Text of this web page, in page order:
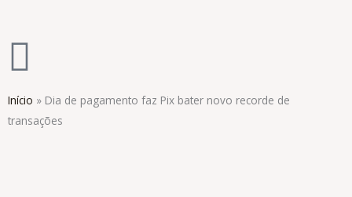
Início » Dia de pagamento faz Pix bater novo recorde de
transações